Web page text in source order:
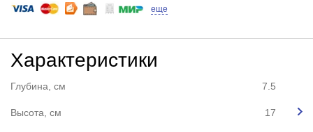
еще
Характеристики
Глубина, см 7.5
Высота, см 17